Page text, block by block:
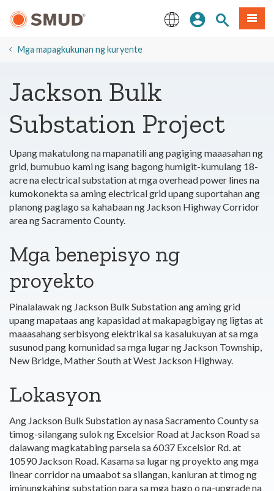
Nilalaman
Mag-sign InMenu
​Mga mapagkukunan ng kuryente
Jackson Bulk
Substation Project
Upang makatulong na mapanatili ang pagiging maaasahan ng
grid, bumubuo kami ng isang bagong humigit-kumulang 18-
acre na electrical substation at mga overhead power lines na
kumokonekta sa aming electrical grid upang suportahan ang
planong paglago sa kahabaan ng Jackson Highway Corridor
area ng Sacramento County.
Mga benepisyo ng
proyekto
Pinalalawak ng Jackson Bulk Substation ang aming grid
upang mapataas ang kapasidad at makapagbigay ng ligtas at
maaasahang serbisyong elektrikal sa kasalukuyan at sa mga
susunod pang komunidad sa mga lugar ng Jackson Township,
New Bridge, Mather South at West Jackson Highway.
Lokasyon
Ang Jackson Bulk Substation ay nasa Sacramento County sa
timog-silangang sulok ng Excelsior Road at Jackson Road sa
dalawang magkatabing parsela sa 6037 Excelsior Rd. at
10590 Jackson Road. Kasama sa lugar ng proyekto ang mga
linear corridor na umaabot sa silangan, kanluran at timog ng
iminungkahing substation para sa mga bago o na-upgrade na